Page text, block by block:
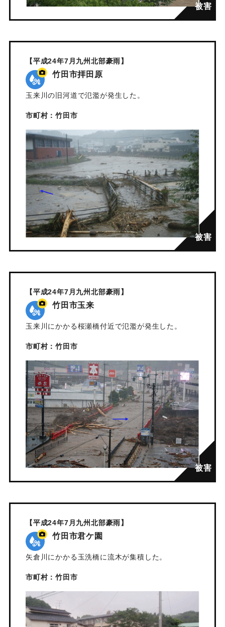
【平成24年7月九州北部豪雨】
竹田市拝田原
玉来川の旧河道で氾濫が発生した。
市町村：竹田市
【平成24年7月九州北部豪雨】
竹田市玉来
玉来川にかかる桜瀬橋付近で氾濫が発生した。
市町村：竹田市
【平成24年7月九州北部豪雨】
竹田市君ケ園
矢倉川にかかる玉洗橋に流木が集積した。
市町村：竹田市